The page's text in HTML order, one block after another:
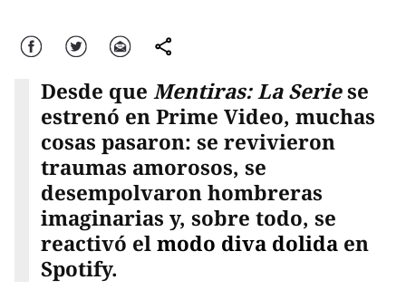
Facebook Twitter Correo comparte
Desde que Mentiras: La Seriese
estrenó en Prime Video, muchas
cosas pasaron: se revivieron
traumas amorosos, se
desempolvaron hombreras
imaginarias y, sobre todo, se
reactivó elmodo diva dolidaen
Spotify.